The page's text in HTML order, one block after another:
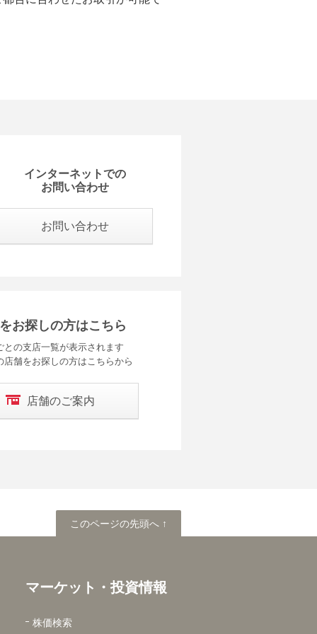
インターネットでの
お問い合わせ
お問い合わせ
お探しの方はこちら
との支店一覧が表示されます
店舗をお探しの方はこちらから
店舗のご案内
このページの先頭へ
このページの先頭へ ↑
マーケット・投資情報
株価検索